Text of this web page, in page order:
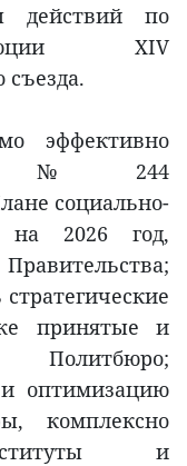
действий по
XIV
съезда.
эффективно
№ 244
социально-
на 2026 год,
принятые и
Политбюро;
оптимизацию
комплексно
и